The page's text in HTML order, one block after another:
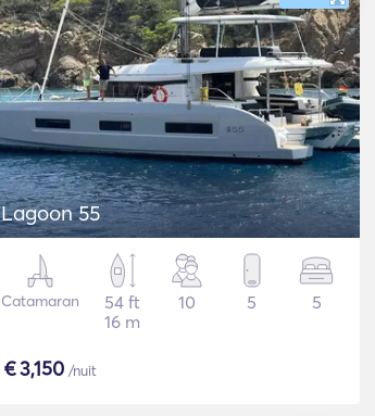
Lagoon 55
Catamaran
54 ft
16 m
10 5 5
€3,150 /nuit